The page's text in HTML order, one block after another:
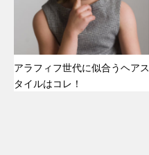
アラフィフ世代に似合うヘアス
タイルはコレ！